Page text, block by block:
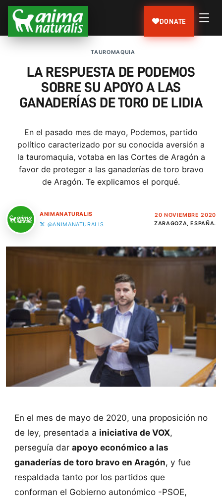
DONATE
TAUROMAQUIA
LA RESPUESTA DE PODEMOS
SOBRE SU APOYO A LAS
GANADERÍAS DE TORO DE LIDIA
En el pasado mes de mayo, Podemos, partido
político caracterizado por su conocida aversión a
la tauromaquia, votaba en las Cortes de Aragón a
favor de proteger a las ganaderías de toro bravo
de Aragón. Te explicamos el porqué.
ANIMANATURALIS
@ANIMANATURALIS
20 NOVIEMBRE 2020
ZARAGOZA, ESPAÑA.
En el mes de mayo de 2020, una proposición no
de ley, presentada a iniciativa de VOX,
perseguía dar apoyo económico a las
ganaderías de toro bravo en Aragón, y fue
respaldada tanto por los partidos que
conforman el Gobierno autonómico -PSOE,